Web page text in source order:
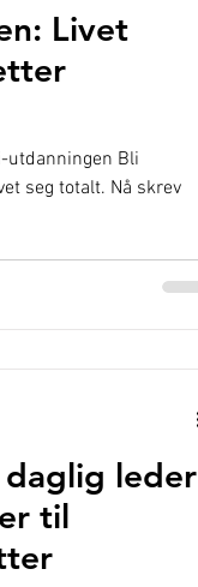
Livet
utdanningen Bli
seg totalt. Nå skrev
daglig leder
til